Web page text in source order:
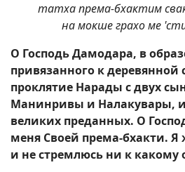
татха према-бхактим
на мокше грахо ме
О Господь Дамодара, в
привязанного к деревянной
проклятие Нарады с двух
Манинривы и Налакувары,
великих преданных. О
меня Своей према-бхакти. Я
и не стремлюсь ни к